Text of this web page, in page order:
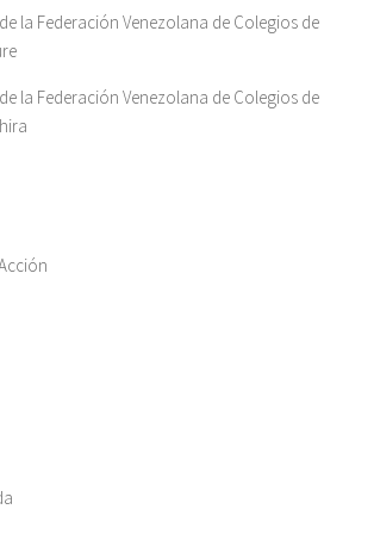
la Federación Venezolana de Colegios de
la Federación Venezolana de Colegios de